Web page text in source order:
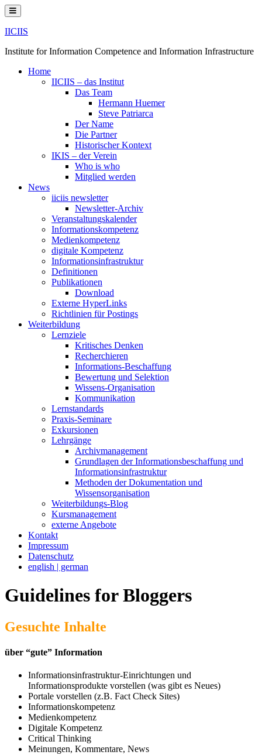
Skip
to
content
IICIIS
Institute for Information Competence and Information Infrastructure
Home
IICIIS – das Institut
Das Team
Hermann Huemer
Steve Patriarca
Der Name
Die Partner
Historischer Kontext
IKIS – der Verein
Who is who
Mitglied werden
News
iiciis newsletter
Newsletter-Archiv
Veranstaltungskalender
Informationskompetenz
Medienkompetenz
digitale Kompetenz
Informationsinfrastruktur
Definitionen
Publikationen
Download
Externe HyperLinks
Richtlinien für Postings
Weiterbildung
Lernziele
Kritisches Denken
Recherchieren
Informations-Beschaffung
Bewertung und Selektion
Wissens-Organisation
Kommunikation
Lernstandards
Praxis-Seminare
Exkursionen
Lehrgänge
Archivmanagement
Grundlagen der Informationsbeschaffung und
Informationsinfrastruktur
Methoden der Dokumentation und
Wissensorganisation
Weiterbildungs-Blog
Kursmanagement
externe Angebote
Kontakt
Impressum
Datenschutz
english | german
Guidelines for Bloggers
Gesuchte Inhalte
über “gute” Information
Informationsinfrastruktur-Einrichtungen und
Informationsprodukte vorstellen (was gibt es Neues)
Portale vorstellen (z.B. Fact Check Sites)
Informationskompetenz
Medienkompetenz
Digitale Kompetenz
Critical Thinking
Meinungen, Kommentare, News